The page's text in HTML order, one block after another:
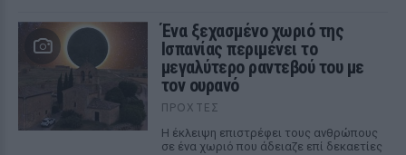
Ένα ξεχασμένο χωριό της
Ισπανίας περιμένει το
μεγαλύτερο ραντεβού του με
τον ουρανό
ΠΡΟΧΤΈΣ
Η έκλειψη επιστρέφει τους ανθρώπους
σε ένα χωριό που άδειαζε επί δεκαετίες